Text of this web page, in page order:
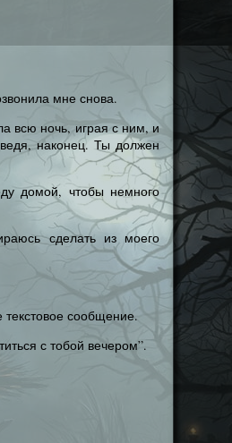
мне снова.
всю ночь, играя с ним, и
наконец. Ты должен
домой, чтобы немного
сделать из моего
текстовое сообщение.
с тобой вечером”.